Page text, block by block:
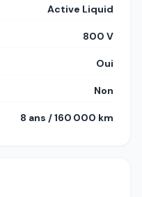
Active Liquid
800 V
Oui
Non
8 ans / 160 000 km